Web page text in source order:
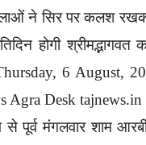
ने सिर पर कलश
होगी श्रीमद्भागवत
6 August,
Agra Desk tajnews.in |
पूर्व मंगलवार शाम